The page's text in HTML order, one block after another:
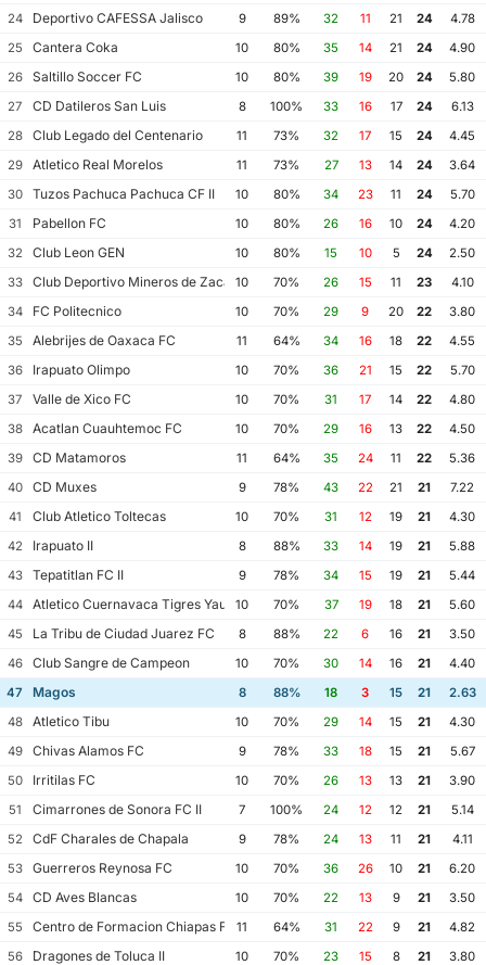
24
Deportivo CAFESSA Jalisco 9 89% 32 11 21 24
4.78
25
Cantera Coka 10 80% 35 14 21 24
4.90
26
Saltillo Soccer FC 10 80% 39 19 20 24
5.80
27
CD Datileros San Luis 8 100% 33 16 17 24
6.13
28
Club Legado del Centenario 11 73% 32 17 15 24
4.45
29
Atletico Real Morelos 11 73% 27 13 14 24
3.64
30
Tuzos Pachuca Pachuca CF II 10 80% 34 23 11 24
5.70
31
Pabellon FC 10 80% 26 16 10 24
4.20
32
Club Leon GEN 10 80% 15 10 5 24
2.50
33
Club Deportivo Mineros de Zacatecas II
10 70% 26 15 11 23
4.10
34
FC Politecnico 10 70% 29 9 20 22
3.80
35
Alebrijes de Oaxaca FC 11 64% 34 16 18 22
4.55
36
Irapuato Olimpo 10 70% 36 21 15 22
5.70
37
Valle de Xico FC 10 70% 31 17 14 22
4.80
38
Acatlan Cuauhtemoc FC 10 70% 29 16 13 22
4.50
39
CD Matamoros 11 64% 35 24 11 22
5.36
40
CD Muxes 9 78% 43 22 21 21
7.22
41
Club Atletico Toltecas 10 70% 31 12 19 21
4.30
42
Irapuato II 8 88% 33 14 19 21
5.88
43
Tepatitlan FC II 9 78% 34 15 19 21
5.44
44
Atletico Cuernavaca Tigres Yautepec
10 70% 37 19 18 21
5.60
45
La Tribu de Ciudad Juarez FC 8 88% 22 6 16 21
3.50
46
Club Sangre de Campeon 10 70% 30 14 16 21
4.40
47
Magos 8 88% 18 3 15 21
2.63
48
Atletico Tibu 10 70% 29 14 15 21
4.30
49
Chivas Alamos FC 9 78% 33 18 15 21
5.67
50
Irritilas FC 10 70% 26 13 13 21
3.90
51
Cimarrones de Sonora FC II 7 100% 24 12 12 21
5.14
52
CdF Charales de Chapala 9 78% 24 13 11 21
4.11
53
Guerreros Reynosa FC 10 70% 36 26 10 21
6.20
54
CD Aves Blancas 10 70% 22 13 9 21
3.50
55
Centro de Formacion Chiapas Futbol
11 64% 31 22 9 21
4.82
56
Dragones de Toluca II 10 70% 23 15 8 21
3.80